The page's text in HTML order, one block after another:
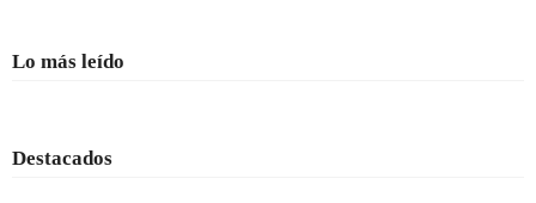
Lo más leído
Destacados